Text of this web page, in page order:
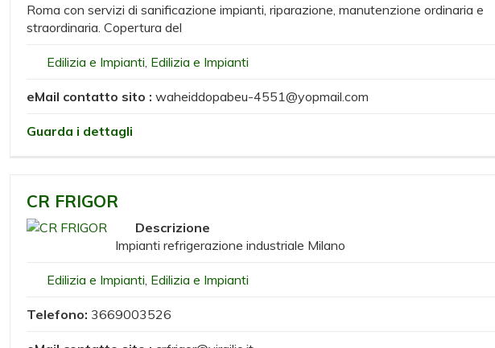
Roma con servizi di sanificazione impianti, riparazione, manutenzione ordinaria e
straordinaria. Copertura del
Edilizia e Impianti Edilizia e Impianti
eMail contatto sito : waheiddopabeu-4551@yopmail.com
Guarda i dettagli
CR FRIGOR
Descrizione
Impianti refrigerazione industriale Milano
Edilizia e Impianti Edilizia e Impianti
Telefono: 3669003526